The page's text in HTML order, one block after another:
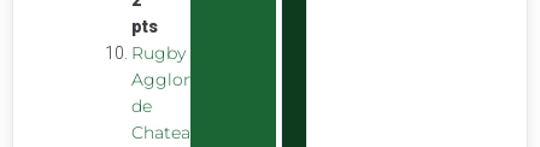
pts
Rugby
Agglomeration
de
Chateaubourg